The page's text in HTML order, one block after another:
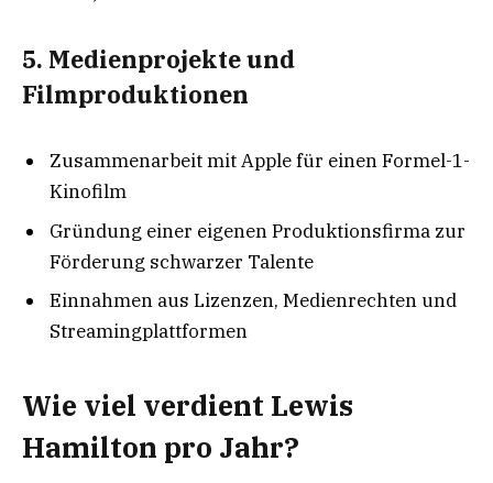
5. Medienprojekte und
Filmproduktionen
Zusammenarbeit mit Apple für einen Formel-1-
Kinofilm
Gründung einer eigenen Produktionsfirma zur
Förderung schwarzer Talente
Einnahmen aus Lizenzen, Medienrechten und
Streamingplattformen
Wie viel verdient Lewis
Hamilton pro Jahr?